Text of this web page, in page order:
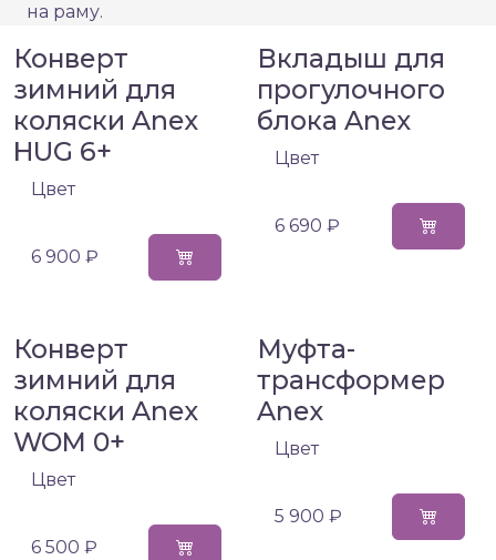
на раму.
Конверт
зимний для
коляски Anex
HUG 6+
Цвет
6 900 ₽
Вкладыш для
прогулочного
блока Anex
Цвет
6 690 ₽
Конверт
зимний для
коляски Anex
WOM 0+
Цвет
6 500 ₽
Муфта-
трансформер
Anex
Цвет
5 900 ₽